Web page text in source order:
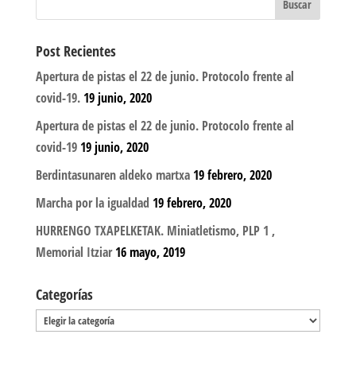
Post Recientes
Apertura de pistas el 22 de junio. Protocolo frente al
covid-19. 19 junio, 2020
Apertura de pistas el 22 de junio. Protocolo frente al
covid-19 19 junio, 2020
Berdintasunaren aldeko martxa 19 febrero, 2020
Marcha por la igualdad 19 febrero, 2020
HURRENGO TXAPELKETAK. Miniatletismo, PLP 1 ,
Memorial Itziar 16 mayo, 2019
Categorías
Categorías